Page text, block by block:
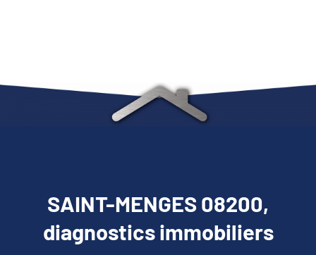
SAINT-MENGES 08200,
diagnostics immobiliers